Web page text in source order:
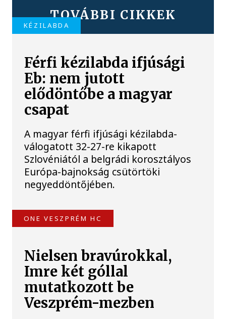
TOVÁBBI CIKKEK
KÉZILABDA
Férfi kézilabda ifjúsági
Eb: nem jutott
elődöntőbe a magyar
csapat
A magyar férfi ifjúsági kézilabda-
válogatott 32-27-re kikapott
Szlovéniától a belgrádi korosztályos
Európa-bajnokság csütörtöki
negyeddöntőjében.
ONE VESZPRÉM HC
Nielsen bravúrokkal,
Imre két góllal
mutatkozott be
Veszprém-mezben